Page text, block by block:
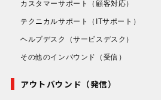
カスタマーサポート （顧客対応）
テクニカルサポート （ITサポート）
ヘルプデスク （サービスデスク）
その他のインバウンド （受信）
アウトバウンド（発信）